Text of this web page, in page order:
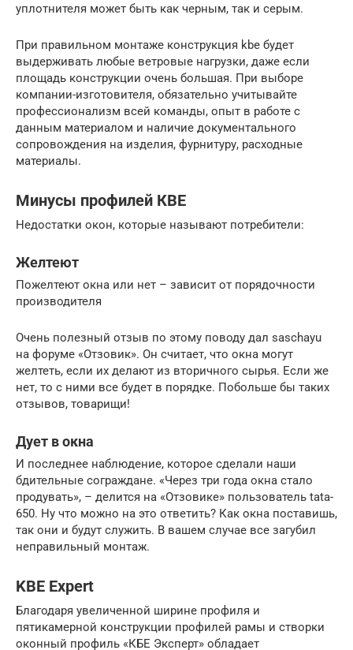
уплотнителя может быть как черным, так и серым.
При правильном монтаже конструкция kbe будет
выдерживать любые ветровые нагрузки, даже если
площадь конструкции очень большая. При выборе
компании-изготовителя, обязательно учитывайте
профессионализм всей команды, опыт в работе с
данным материалом и наличие документального
сопровождения на изделия, фурнитуру, расходные
материалы.
Минусы профилей КВЕ
Недостатки окон, которые называют потребители:
Желтеют
Пожелтеют окна или нет – зависит от порядочности
производителя
Очень полезный отзыв по этому поводу дал saschayu
на форуме «Отзовик». Он считает, что окна могут
желтеть, если их делают из вторичного сырья. Если же
нет, то с ними все будет в порядке. Побольше бы таких
отзывов, товарищи!
Дует в окна
И последнее наблюдение, которое сделали наши
бдительные сограждане. «Через три года окна стало
продувать», – делится на «Отзовике» пользователь tata-
650. Ну что можно на это ответить? Как окна поставишь,
так они и будут служить. В вашем случае все загубил
неправильный монтаж.
KBE Expert
Благодаря увеличенной ширине профиля и
пятикамерной конструкции профилей рамы и створки
оконный профиль «КБЕ Эксперт» обладает